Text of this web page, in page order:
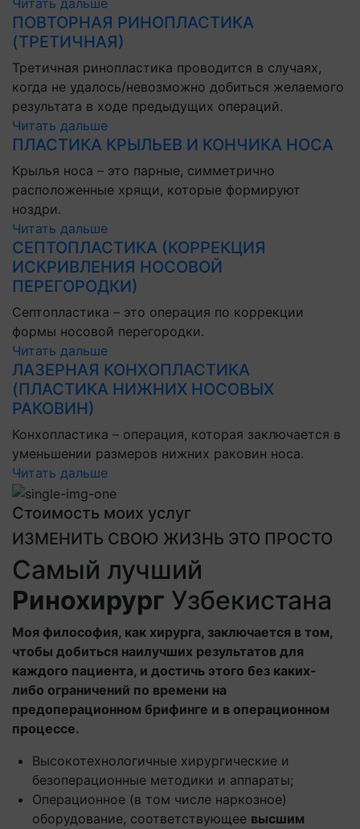
Читать дальше
ПОВТОРНАЯ РИНОПЛАСТИКА
(ТРЕТИЧНАЯ)
Третичная ринопластика проводится в случаях,
когда не удалось/невозможно добиться желаемого
результата в ходе предыдущих операций.
Читать дальше
ПЛАСТИКА КРЫЛЬЕВ И КОНЧИКА НОСА
Крылья носа – это парные, симметрично
расположенные хрящи, которые формируют
ноздри.
Читать дальше
СЕПТОПЛАСТИКА (КОРРЕКЦИЯ
ИСКРИВЛЕНИЯ НОСОВОЙ
ПЕРЕГОРОДКИ)
Септопластика – это операция по коррекции
формы носовой перегородки.
Читать дальше
ЛАЗЕРНАЯ КОНХОПЛАСТИКА
(ПЛАСТИКА НИЖНИХ НОСОВЫХ
РАКОВИН)
Конхопластика – операция, которая заключается в
уменьшении размеров нижних раковин носа.
Читать дальше
Стоимость моих услуг
ИЗМЕНИТЬ СВОЮ ЖИЗНЬ ЭТО ПРОСТО
Самый лучший
Ринохирург Узбекистана
Моя философия, как хирурга, заключается в том,
чтобы добиться наилучших результатов для
каждого пациента, и достичь этого без каких-
либо ограничений по времени на
предоперационном брифинге и в операционном
процессе.
Высокотехнологичные хирургические и
безоперационные методики и аппараты;
Операционное (в том числе наркозное)
оборудование, соответствующее высшим